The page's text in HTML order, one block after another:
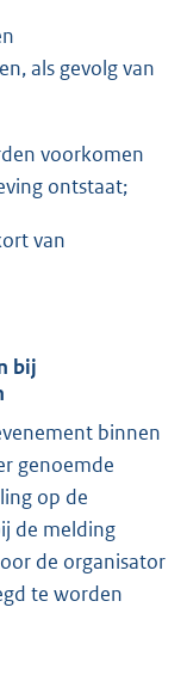
als gevolg van
voorkomen
ontstaat;
van
bij
binnen
genoemde
op de
de melding
de organisator
te worden